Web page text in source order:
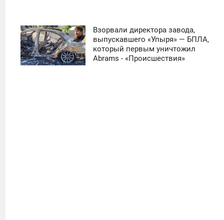
Взорвали директора завода,
выпускавшего «Упыря» — БПЛА,
который первым уничтожил
Abrams - «Происшествия»